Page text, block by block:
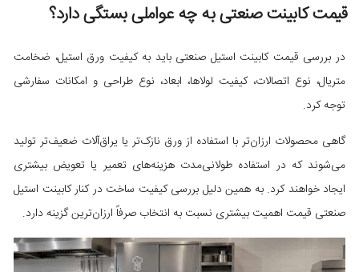
قیمت کابینت صنعتی به چه عواملی بستگی دارد؟
در بررسی قیمت کابینت استیل صنعتی باید به کیفیت ورق استیل، ضخامت
متریال، نوع اتصالات، کیفیت لولاها، ابعاد، نوع طراحی و امکانات سفارشی
توجه کرد.
گاهی محصولات ارزان‌تر با استفاده از ورق نازک‌تر یا یراق‌آلات ضعیف‌تر تولید
می‌شوند که در استفاده طولانی‌مدت هزینه‌های تعمیر یا تعویض بیشتری
ایجاد خواهند کرد. به همین دلیل بررسی کیفیت ساخت در کنار کابینت استیل
صنعتی قیمت اهمیت بیشتری نسبت به انتخاب صرفاً ارزان‌ترین گزینه دارد.